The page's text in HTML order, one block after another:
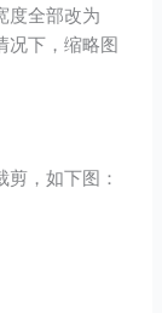
度全部改为
况下，缩略图
，如下图：